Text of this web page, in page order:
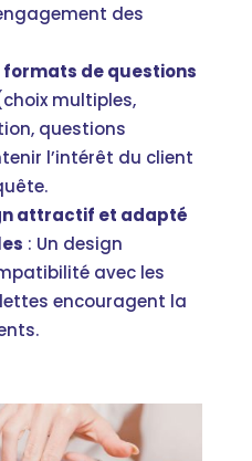
des
de questions
multiples,
questions
l’intérêt du client
attractif et adapté
: Un design
avec les
encouragent la